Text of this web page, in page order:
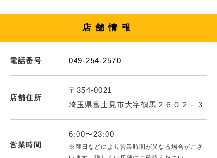
店舗情報
電話番号 049-254-2570
店舗住所
〒354-0021
埼玉県富士見市大字鶴馬２６０２－３
営業時間
6:00〜23:00
※曜日などにより営業時間が異なる場合がござ